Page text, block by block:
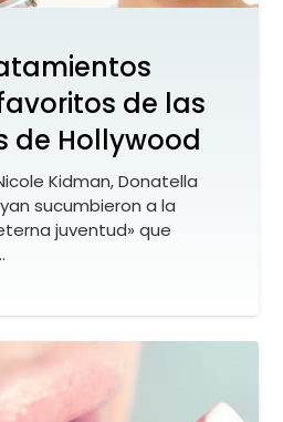
de las
de Hollywood
Kidman, Donatella
sucumbieron a la
juventud» que